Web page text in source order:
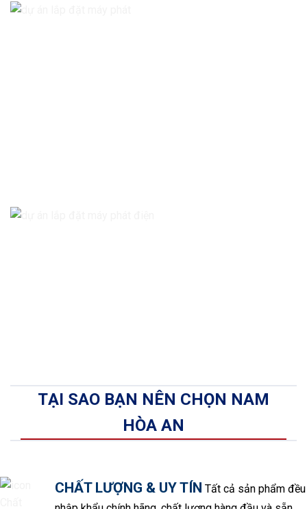
TẠI SAO BẠN NÊN CHỌN NAM
HÒA AN
CHẤT LƯỢNG & UY TÍN Tất cả sản phẩm đều